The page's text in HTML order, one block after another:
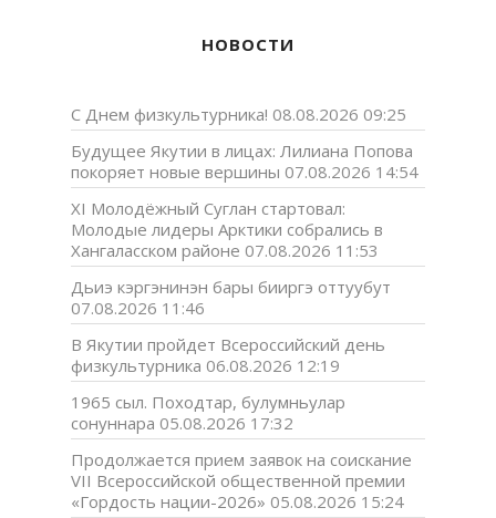
НОВОСТИ
С Днем физкультурника! 08.08.2026 09:25
Будущее Якутии в лицах: Лилиана Попова
покоряет новые вершины 07.08.2026 14:54
XI Молодёжный Суглан стартовал:
Молодые лидеры Арктики собрались в
Хангаласском районе 07.08.2026 11:53
Дьиэ кэргэнинэн бары бииргэ оттуубут
07.08.2026 11:46
В Якутии пройдет Всероссийский день
физкультурника 06.08.2026 12:19
1965 сыл. Походтар, булумньулар
сонуннара 05.08.2026 17:32
Продолжается прием заявок на соискание
VII Всероссийской общественной премии
«Гордость нации-2026» 05.08.2026 15:24